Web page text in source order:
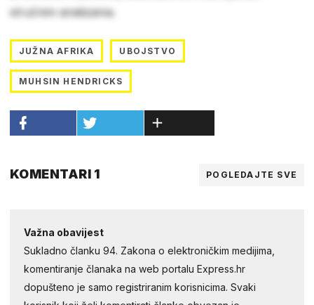
stručnim analizama.
JUŽNA AFRIKA UBOJSTVO
MUHSIN HENDRICKS
KOMENTARI 1 POGLEDAJTE SVE
Važna obavijest
Sukladno članku 94. Zakona o elektroničkim medijima,
komentiranje članaka na web portalu Express.hr
dopušteno je samo registriranim korisnicima. Svaki